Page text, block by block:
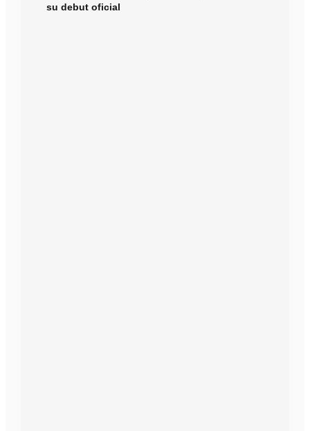
su debut oficial